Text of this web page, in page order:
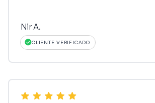
Nir A.
CLIENTE VERIFICADO